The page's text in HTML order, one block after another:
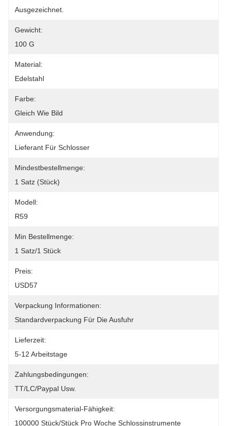
Ausgezeichnet.
Gewicht:
100 G
Material:
Edelstahl
Farbe:
Gleich Wie Bild
Anwendung:
Lieferant Für Schlosser
Mindestbestellmenge:
1 Satz (Stück)
Modell:
R59
Min Bestellmenge:
1 Satz/1 Stück
Preis:
USD57
Verpackung Informationen:
Standardverpackung Für Die Ausfuhr
Lieferzeit:
5-12 Arbeitstage
Zahlungsbedingungen:
TT/LC/paypal Usw.
Versorgungsmaterial-Fähigkeit:
100000 Stück/Stück Pro Woche Schlossinstrumente